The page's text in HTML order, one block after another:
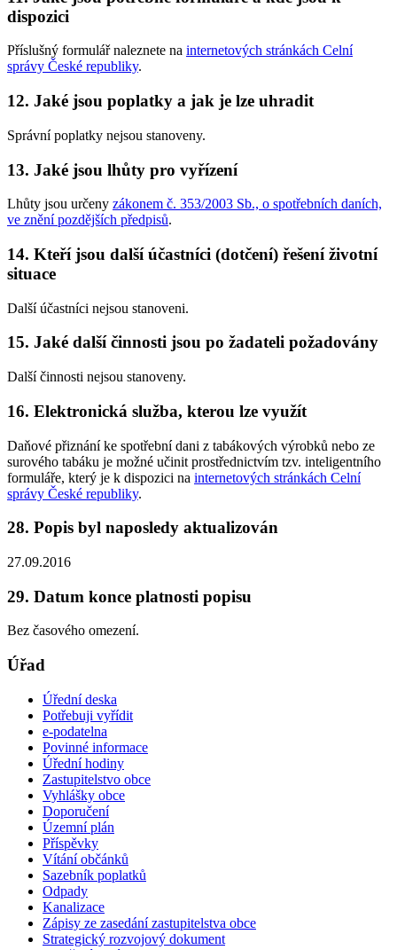
dispozici
Příslušný formulář naleznete na internetových stránkách Celní
správy České republiky.
12. Jaké jsou poplatky a jak je lze uhradit
Správní poplatky nejsou stanoveny.
13. Jaké jsou lhůty pro vyřízení
Lhůty jsou určeny zákonem č. 353/2003 Sb., o spotřebních daních,
ve znění pozdějších předpisů.
14. Kteří jsou další účastníci (dotčení) řešení životní
situace
Další účastníci nejsou stanoveni.
15. Jaké další činnosti jsou po žadateli požadovány
Další činnosti nejsou stanoveny.
16. Elektronická služba, kterou lze využít
Daňové přiznání ke spotřební dani z tabákových výrobků nebo ze
surového tabáku je možné učinit prostřednictvím tzv. inteligentního
formuláře, který je k dispozici na internetových stránkách Celní
správy České republiky.
28. Popis byl naposledy aktualizován
27.09.2016
29. Datum konce platnosti popisu
Bez časového omezení.
Úřad
Úřední deska
Potřebuji vyřídit
e-podatelna
Povinné informace
Úřední hodiny
Zastupitelstvo obce
Vyhlášky obce
Doporučení
Územní plán
Příspěvky
Vítání občánků
Sazebník poplatků
Odpady
Kanalizace
Zápisy ze zasedání zastupitelstva obce
Strategický rozvojový dokument